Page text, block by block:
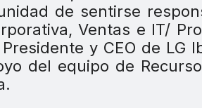
de sentirse
Ventas e IT/
y CEO de LG
del equipo de